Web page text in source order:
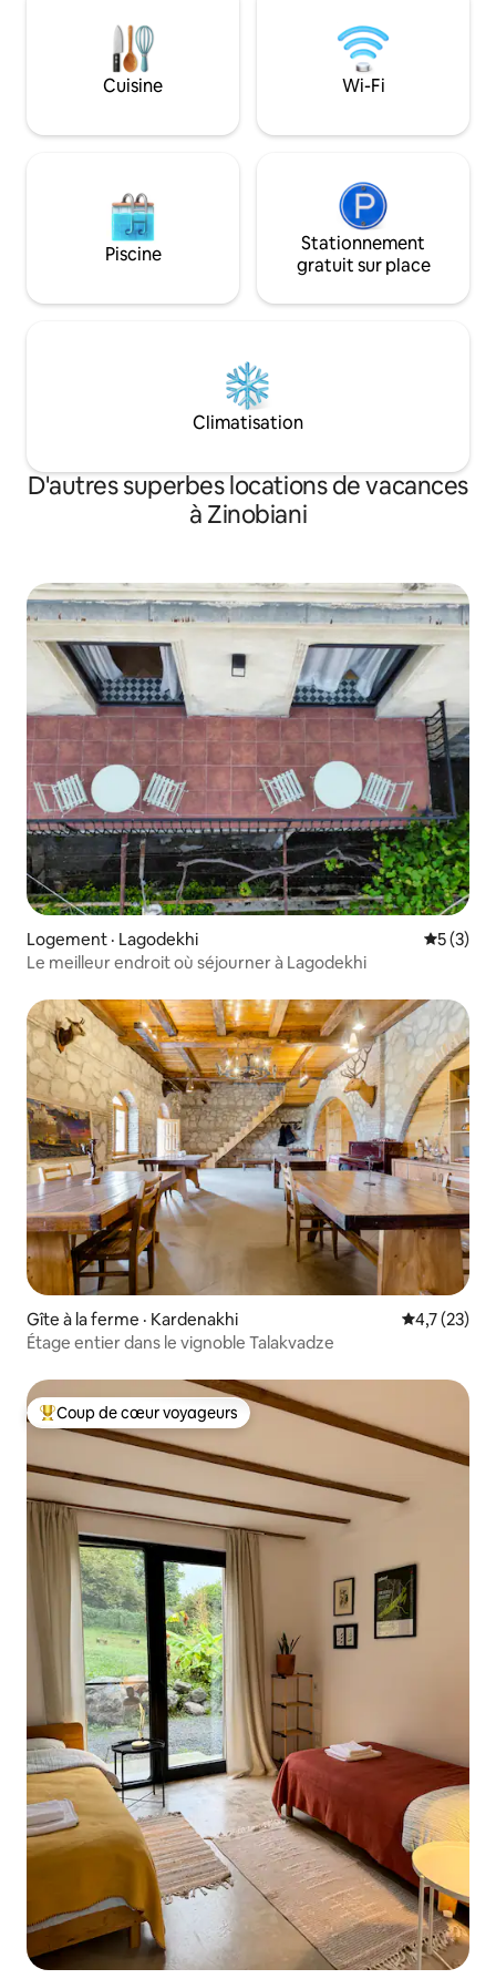
Parfait pour les couples, les familles ou
les amis à la recherche d'un logement
calme et confortable pour explorer
Sighnaghi et la beauté de la Kakhétie.
mètres. Nous essayons de faire en sorte
que les
habitant, offrent
maison et le
Cuisine Wi-Fi
Piscine
Stationnement
gratuit sur place
Climatisation
D'autres superbes locations de vacances
à Zinobiani
Logement · Lagodekhi Note
5 (3)
Le meilleur endroit où séjourner à Lagodekhi
Gîte à la ferme · Kardenakhi Note
4,7 (23)
Étage entier dans le vignoble Talakvadze
Coup de cœur voyageurs parmi les plus aimés
Coup de cœur voyageurs